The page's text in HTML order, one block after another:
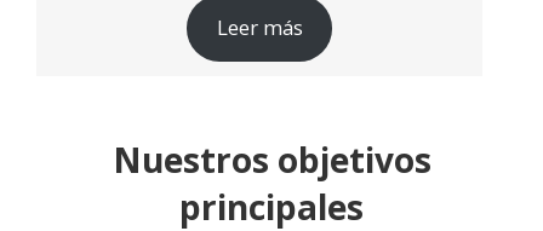
Leer más
Nuestros objetivos
principales